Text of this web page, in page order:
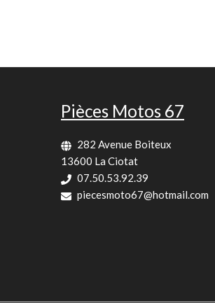
Pièces Motos 67
282 Avenue Boiteux
13600 La Ciotat
07.50.53.92.39
piecesmoto67@hotmail.com